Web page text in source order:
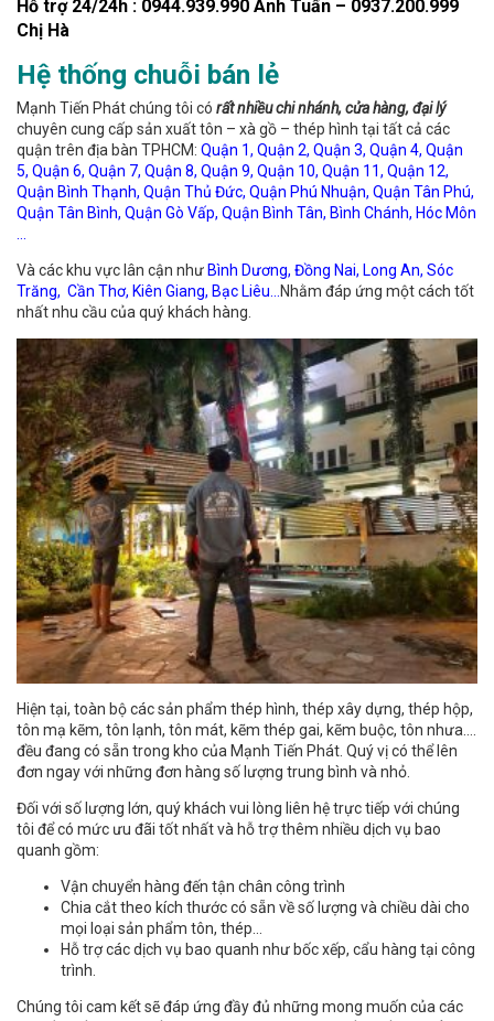
Hỗ trợ 24/24h : 0944.939.990 Anh Tuấn – 0937.200.999
Chị Hà
Hệ thống chuỗi bán lẻ
Mạnh Tiến Phát chúng tôi có rất nhiều chi nhánh, cửa hàng, đại lý
chuyên cung cấp sản xuất tôn – xà gồ – thép hình tại tất cả các
quận trên địa bàn TPHCM: Quận 1, Quận 2, Quận 3, Quận 4, Quận
5, Quận 6, Quận 7, Quận 8, Quận 9, Quận 10, Quận 11, Quận 12,
Quận Bình Thạnh, Quận Thủ Đức, Quận Phú Nhuận, Quận Tân Phú,
Quận Tân Bình, Quận Gò Vấp, Quận Bình Tân, Bình Chánh, Hóc Môn
Và các khu vực lân cận như Bình Dương, Đồng Nai, Long An, Sóc
Trăng, Cần Thơ, Kiên Giang, Bạc Liêu…
Nhằm đáp ứng một cách tốt
nhất nhu cầu của quý khách hàng.
Hiện tại, toàn bộ các sản phẩm thép hình, thép xây dựng, thép hộp,
tôn mạ kẽm, tôn lạnh, tôn mát, kẽm thép gai, kẽm buộc, tôn nhưa….
đều đang có sẵn trong kho của Mạnh Tiến Phát. Quý vị có thể lên
đơn ngay với những đơn hàng số lượng trung bình và nhỏ.
Đối với số lượng lớn, quý khách vui lòng liên hệ trực tiếp với chúng
tôi để có mức ưu đãi tốt nhất và hỗ trợ thêm nhiều dịch vụ bao
quanh gồm:
Vận chuyển hàng đến tận chân công trình
Chia cắt theo kích thước có sẵn về số lượng và chiều dài cho
mọi loại sản phẩm tôn, thép…
Hỗ trợ các dịch vụ bao quanh như bốc xếp, cẩu hàng tại công
trình.
Chúng tôi cam kết sẽ đáp ứng đầy đủ những mong muốn của các